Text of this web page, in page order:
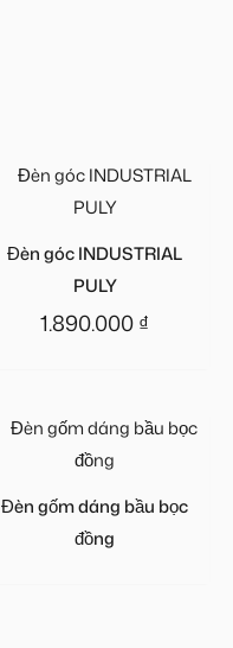
Đèn góc INDUSTRIAL
PULY
1.890.000₫
Đèn gốm dáng bầu bọc
đồng